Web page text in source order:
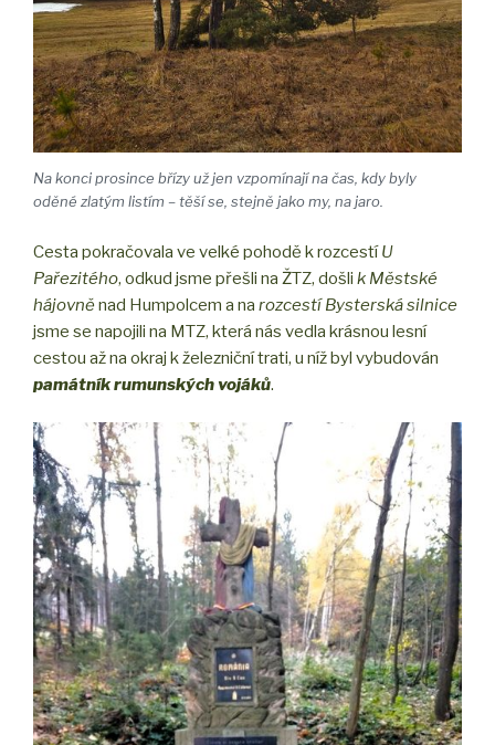
Na konci prosince břízy už jen vzpomínají na čas, kdy byly
oděné zlatým listím – těší se, stejně jako my, na jaro.
Cesta pokračovala ve velké pohodě k rozcestíU
Pařezitého, odkud jsme přešli na ŽTZ, došli k Městské
hájovněnad Humpolcem a na rozcestí Bysterská silnice
jsme se napojili na MTZ, která nás vedla krásnou lesní
cestou až na okraj k železniční trati, u níž byl vybudován
památník rumunských vojáků.